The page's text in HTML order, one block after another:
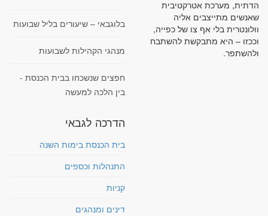
הדתית, מערכת אטרקטיבית
שאנשים מתייצבים אליה
וולונטרית בלי אף צו של כפייה,
וככזו – היא מתבקשת להשתבח
ולהשתפר.
בלוגבאי – שיעורים בליל שבועות
מנהגי הקהילות לשבועות
חפצים שנשכחו בבית הכנסת -
בין הלכה למעשה
הדרכה לגבאי
בית הכנסת בימות השנה
התנהלות וכספים
קניות
דינים ומנהגים